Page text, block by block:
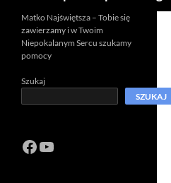
Matko Najświętsza – Tobie się
zawierzamy i w Twoim
Niepokalanym Sercu szukamy
pomocy
Szukaj
SZUKAJ
Facebook
https://